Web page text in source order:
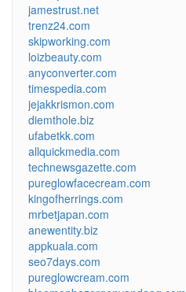
jamestrust.net
trenz24.com
skipworking.com
loizbeauty.com
anyconverter.com
timespedia.com
jejakkrismon.com
diemthole.biz
ufabetkk.com
allquickmedia.com
technewsgazette.com
pureglowfacecream.com
kingofherrings.com
mrbetjapan.com
anewentity.biz
appkuala.com
seo7days.com
pureglowcream.com